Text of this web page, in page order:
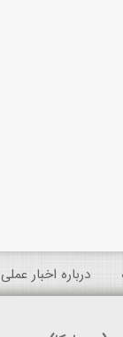
درباره اخبار عملی